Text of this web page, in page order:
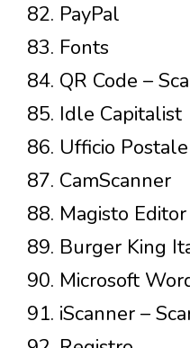
82. PayPal
83. Fonts
84. QR Code –
85. Idle Capitalist
86. Ufficio Postale
87. CamScanner
88. Magisto
89. Burger King
90. Microsoft
91. iScanner –